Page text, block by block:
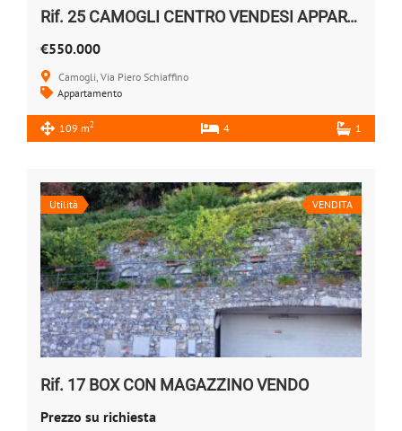
Rif. 25 CAMOGLI CENTRO VENDESI APPARTAMENTO
€550.000
Camogli, Via Piero Schiaffino
Appartamento
109 m2 4 1
Utilità VENDITA
Rif. 17 BOX CON MAGAZZINO VENDO
Prezzo su richiesta